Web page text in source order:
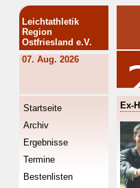
Leichtathletik
Region
Ostfriesland e.V.
07. Aug. 2026
Startseite
Archiv
Ergebnisse
Termine
Bestenlisten
Ex-